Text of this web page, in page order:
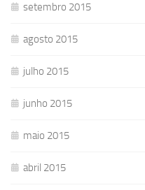
setembro 2015
agosto 2015
julho 2015
junho 2015
maio 2015
abril 2015